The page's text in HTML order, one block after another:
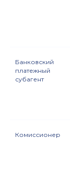
Банковский
платежный
субагент
Комиссионер